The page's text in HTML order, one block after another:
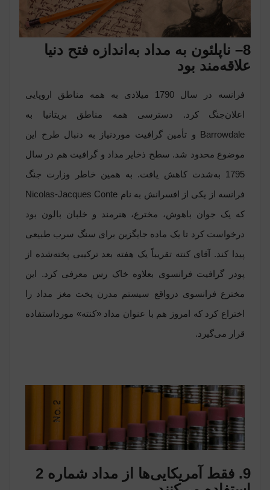
8– ناپلئون به مداد به‌اندازه فتح دنیا
علاقه‌مند بود
فرانسه در سال 1790 میلادی به همه مناطق اروپایی
اعلان‌جنگ کرد. دسترسی همه مناطق بریتانیا به
Barrowdale و تأمین گرافیت موردنیاز به دنبال طرح این
موضوع محدود شد. سطح ذخایر مداد و گرافیت هم در سال
1795 به‌شدت کاهش یافت. به همین خاطر وزارت جنگ
فرانسه از یکی از افسرانش به نام Nicolas-Jacques Conte
که یک جوان باهوش، مخترع، هنرمند و خلبان بالون بود
درخواست کرد تا یک ماده جایگزین برای سنگ سرب طبیعی
پیدا کند. آقای کنته تقریباً یک هفته بعد ترکیبی پخته‌شده از
پودر گرافیت فرانسوی بعلاوه خاک رس معرفی کرد. این
مخترع فرانسوی درواقع سیستم مدرن پخت مغز مداد را
اختراع کرد که امروز هم با عنوان مداد «کنته» مورداستفاده
قرار می‌گیرد.
9. فقط آمریکایی‌ها از مداد شماره 2